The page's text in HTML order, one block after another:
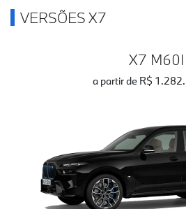
VERSÕES X7
X7 M60I
a partir de R$